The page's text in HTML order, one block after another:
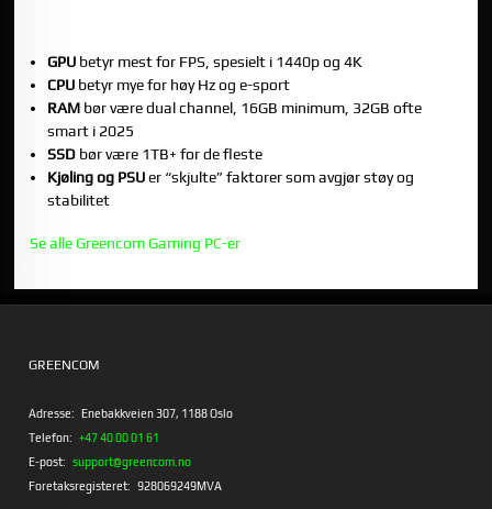
GPUbetyr mest for FPS, spesielt i 1440p og 4K
CPUbetyr mye for høy Hz og e-sport
RAMbør være dual channel, 16GB minimum, 32GB ofte
smart i 2025
SSDbør være 1TB+ for de fleste
Kjøling og PSUer “skjulte” faktorer som avgjør støy og
stabilitet
Se alle Greencom Gaming PC-er
GREENCOM
Adresse: Enebakkveien 307, 1188 Oslo
Telefon: +47 40 00 01 61
E-post: support@greencom.no
Foretaksregisteret: 928069249MVA